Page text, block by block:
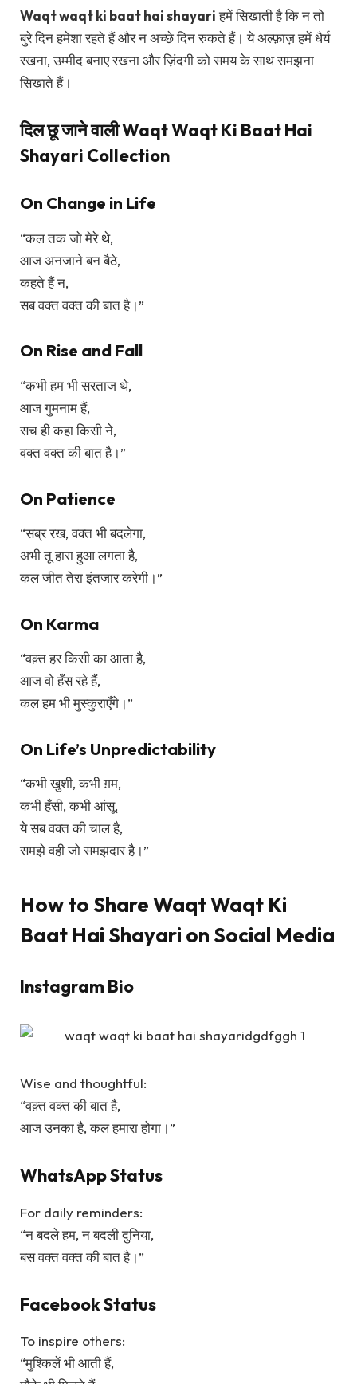
Waqt waqt ki baat hai shayariहमें सिखाती है कि न तो
बुरे दिन हमेशा रहते हैं और न अच्छे दिन रुकते हैं। ये अल्फ़ाज़ हमें धैर्य
रखना, उम्मीद बनाए रखना और ज़िंदगी को समय के साथ समझना
सिखाते हैं।
दिल छू जाने वाली Waqt Waqt Ki Baat Hai
Shayari Collection
On Change in Life
“कल तक जो मेरे थे,
आज अनजाने बन बैठे,
कहते हैं न,
सब वक्त वक्त की बात है।”
On Rise and Fall
“कभी हम भी सरताज थे,
आज गुमनाम हैं,
सच ही कहा किसी ने,
वक्त वक्त की बात है।”
On Patience
“सब्र रख, वक्त भी बदलेगा,
अभी तू हारा हुआ लगता है,
कल जीत तेरा इंतजार करेगी।”
On Karma
“वक़्त हर किसी का आता है,
आज वो हँस रहे हैं,
कल हम भी मुस्कुराएँगे।”
On Life’s Unpredictability
“कभी खुशी, कभी ग़म,
कभी हँसी, कभी आंसू,
ये सब वक्त की चाल है,
समझे वही जो समझदार है।”
How to Share Waqt Waqt Ki
Baat Hai Shayari on Social Media
Instagram Bio
Wise and thoughtful:
“वक़्त वक्त की बात है,
आज उनका है, कल हमारा होगा।”
WhatsApp Status
For daily reminders:
“न बदले हम, न बदली दुनिया,
बस वक्त वक्त की बात है।”
Facebook Status
To inspire others:
“मुश्किलें भी आती हैं,